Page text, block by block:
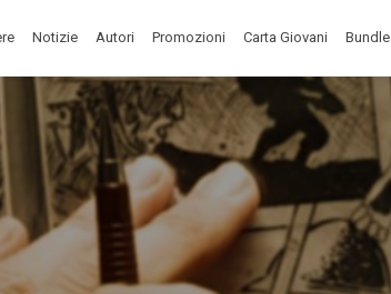
Notizie Autori Promozioni Carta Giovani Bundle